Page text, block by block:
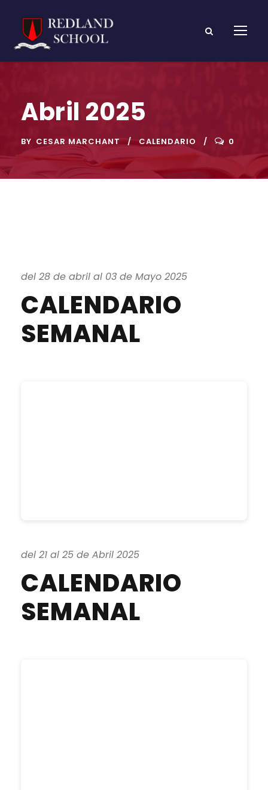
Abril 2025
BY CESAR MARCHANT CALENDARIO 0
del 28 de abril al 03 de Mayo 2025
CALENDARIO
SEMANAL
del 21 al 25 de Abril 2025
CALENDARIO
SEMANAL